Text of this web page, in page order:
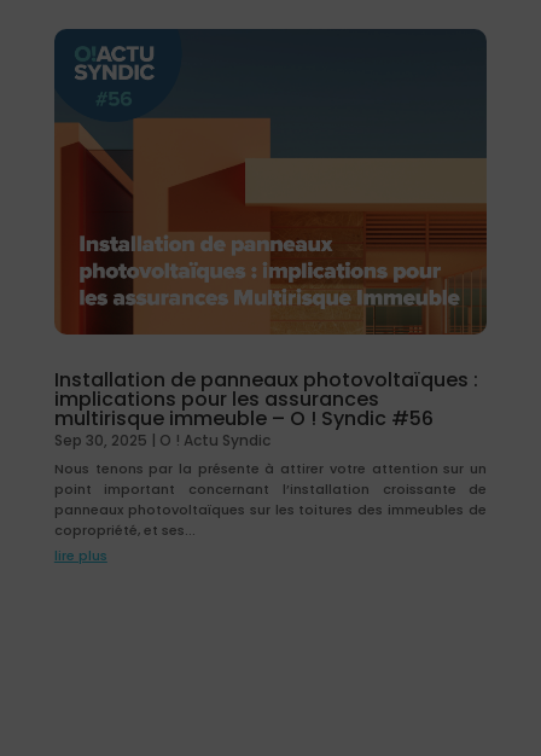
Installation de panneaux photovoltaïques :
implications pour les assurances
multirisque immeuble – O ! Syndic #56
Sep 30, 2025 | O ! Actu Syndic
Nous tenons par la présente à attirer votre attention sur un
point important concernant l’installation croissante de
panneaux photovoltaïques sur les toitures des immeubles de
copropriété, et ses...
lire plus